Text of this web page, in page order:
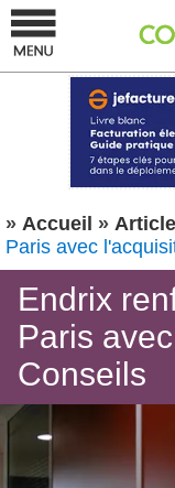
» Accueil »
Paris avec
Endrix
Paris
Conseils